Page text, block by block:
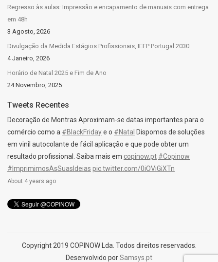
Regresso às aulas: Impressão e encapamento de manuais com entrega
em 48h
3 Agosto, 2026
Divulgação da Medida Estágios Profissionais, IEFP Portugal 2030
4 Janeiro, 2026
Horário de Natal 2025 e Fim de Ano
24 Novembro, 2025
Tweets Recentes
Decoração de Montras Aproximam-se datas importantes para o
comércio como a #BlackFridaye o #Natal Dispomos de soluções
em vinil autocolante de fácil aplicação e que pode obter um
resultado profissional. Saiba mais em copinow.pt #Copinow
#ImprimimosAsSuasIdeias pic.twitter.com/0iOViGiXTn
About 4 years ago
Copyright 2019 COPINOW Lda. Todos direitos reservados.
Desenvolvido porSamsys.pt